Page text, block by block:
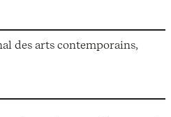
des arts contemporains,